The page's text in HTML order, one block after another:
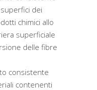
dei
chimici allo
superficiale
delle fibre
consistente
contenenti